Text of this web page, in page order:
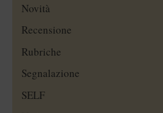
Novità
Recensione
Rubriche
Segnalazione
SELF